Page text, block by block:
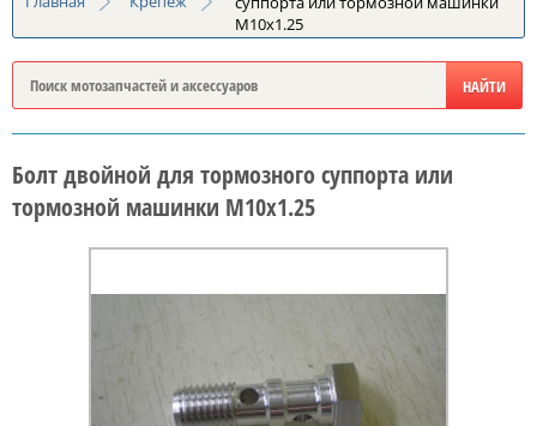
M10x1.25
Болт двойной для тормозного суппорта или
тормозной машинки M10x1.25